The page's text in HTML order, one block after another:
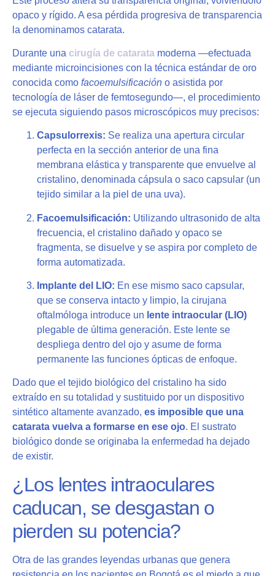
opaco y rígido. A esa pérdida progresiva de transparencia
la denominamos catarata.
Durante una cirugía de catarata moderna —efectuada
mediante microincisiones con la técnica estándar de oro
conocida como facoemulsificación o asistida por
tecnología de láser de femtosegundo—, el procedimiento
se ejecuta siguiendo pasos microscópicos muy precisos:
Capsulorrexis: Se realiza una apertura circular
perfecta en la sección anterior de una fina
membrana elástica y transparente que envuelve al
cristalino, denominada cápsula o saco capsular (un
tejido similar a la piel de una uva).
Facoemulsificación: Utilizando ultrasonido de alta
frecuencia, el cristalino dañado y opaco se
fragmenta, se disuelve y se aspira por completo de
forma automatizada.
Implante del LIO: En ese mismo saco capsular,
que se conserva intacto y limpio, la cirujana
oftalmóloga introduce un lente intraocular (LIO)
plegable de última generación. Este lente se
despliega dentro del ojo y asume de forma
permanente las funciones ópticas de enfoque.
Dado que el tejido biológico del cristalino ha sido
extraído en su totalidad y sustituido por un dispositivo
sintético altamente avanzado, es imposible que una
catarata vuelva a formarse en ese ojo. El sustrato
biológico donde se originaba la enfermedad ha dejado
de existir.
¿Los lentes intraoculares
caducan, se desgastan o
pierden su potencia?
Otra de las grandes leyendas urbanas que genera